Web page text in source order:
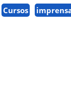
Cursos